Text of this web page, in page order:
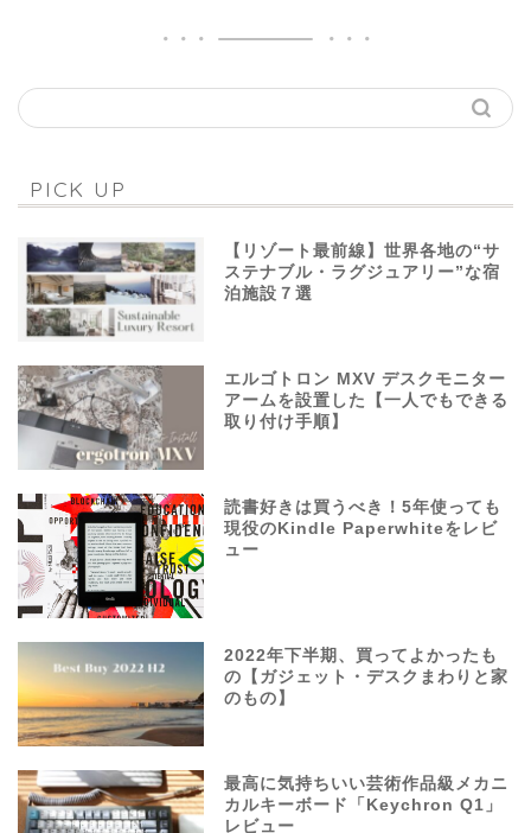
PICK UP
【リゾート最前線】世界各地の“サ
ステナブル・ラグジュアリー”な宿
泊施設７選
エルゴトロン MXV デスクモニター
アームを設置した【一人でもできる
取り付け手順】
読書好きは買うべき！5年使っても
現役のKindle Paperwhiteをレビ
ュー
2022年下半期、買ってよかったも
の【ガジェット・デスクまわりと家
のもの】
最高に気持ちいい芸術作品級メカニ
カルキーボード「Keychron Q1」
レビュー